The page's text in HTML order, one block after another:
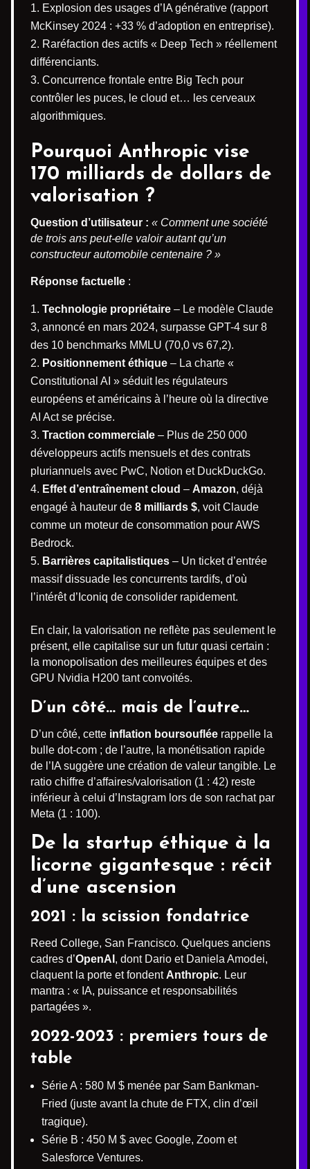
Explosion des usages d’IA générative (rapport
McKinsey 2024 : +33 % d’adoption en entreprise).
Raréfaction des actifs « Deep Tech » réellement
différenciants.
Concurrence frontale entre Big Tech pour
contrôler les puces, le cloud et… les cerveaux
algorithmiques.
Pourquoi Anthropic vise
170 milliards de dollars de
valorisation ?
Question d’utilisateur : « Comment une société
de trois ans peut-elle valoir autant qu’un
constructeur automobile centenaire ? »
Réponse factuelle :
Technologie propriétaire – Le modèle Claude
3, annoncé en mars 2024, surpasse GPT-4 sur 8
des 10 benchmarks MMLU (70,0 vs 67,2).
Positionnement éthique – La charte «
Constitutional AI » séduit les régulateurs
européens et américains à l’heure où la directive
AI Act se précise.
Traction commerciale – Plus de 250 000
développeurs actifs mensuels et des contrats
pluriannuels avec PwC, Notion et DuckDuckGo.
Effet d’entraînement cloud – Amazon, déjà
engagé à hauteur de 8 milliards $, voit Claude
comme un moteur de consommation pour AWS
Bedrock.
Barrières capitalistiques – Un ticket d’entrée
massif dissuade les concurrents tardifs, d’où
l’intérêt d’Iconiq de consolider rapidement.
En clair, la valorisation ne reflète pas seulement le
présent, elle capitalise sur un futur quasi certain :
la monopolisation des meilleures équipes et des
GPU Nvidia H200 tant convoités.
D’un côté… mais de l’autre…
D’un côté, cette inflation boursouflée rappelle la
bulle dot-com ; de l’autre, la monétisation rapide
de l’IA suggère une création de valeur tangible. Le
ratio chiffre d’affaires/valorisation (1 : 42) reste
inférieur à celui d’Instagram lors de son rachat par
Meta (1 : 100).
De la startup éthique à la
licorne gigantesque : récit
d’une ascension
2021 : la scission fondatrice
Reed College, San Francisco. Quelques anciens
cadres d’OpenAI , dont Dario et Daniela Amodei,
claquent la porte et fondent Anthropic. Leur
mantra : « IA, puissance et responsabilités
partagées ».
2022-2023 : premiers tours de
table
Série A : 580 M $ menée par Sam Bankman-
Fried (juste avant la chute de FTX, clin d’œil
tragique).
Série B : 450 M $ avec Google, Zoom et
Salesforce Ventures.